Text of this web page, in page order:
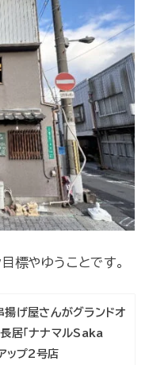
標やゆうことです。
揚げ屋さんがグランドオ
居「ナナマルSaka
ップ2号店